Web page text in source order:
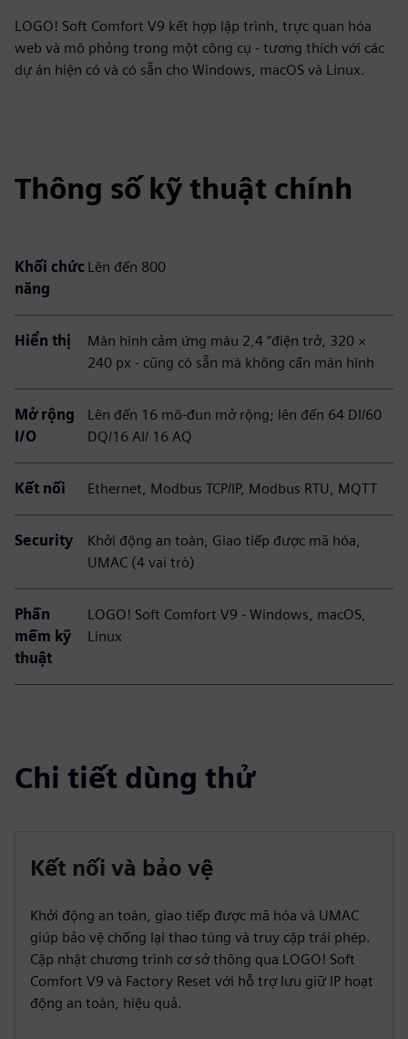
LOGO! Soft Comfort V9 kết hợp lập trình, trực quan hóa
web và mô phỏng trong một công cụ - tương thích với các
dự án hiện có và có sẵn cho Windows, macOS và Linux.
Thông số kỹ thuật chính
Khối chức
năng
Lên đến 800
Hiển thị
Màn hình cảm ứng màu 2,4 “điện trở, 320 ×
240 px - cũng có sẵn mà không cần màn hình
Mở rộng
I/O
Lên đến 16 mô-đun mở rộng; lên đến 64 DI/60
DQ/16 AI/ 16 AQ
Kết nối Ethernet, Modbus TCP/IP, Modbus RTU, MQTT
Security
Khởi động an toàn, Giao tiếp được mã hóa,
UMAC (4 vai trò)
Phần
mềm kỹ
thuật
LOGO! Soft Comfort V9 - Windows, macOS,
Linux
Chi tiết dùng thử
Kết nối và bảo vệ
Khởi động an toàn, giao tiếp được mã hóa và UMAC
giúp bảo vệ chống lại thao túng và truy cập trái phép.
Cập nhật chương trình cơ sở thông qua LOGO! Soft
Comfort V9 và Factory Reset với hỗ trợ lưu giữ IP hoạt
động an toàn, hiệu quả.